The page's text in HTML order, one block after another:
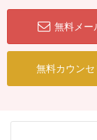
無料メー
無料カウンセ